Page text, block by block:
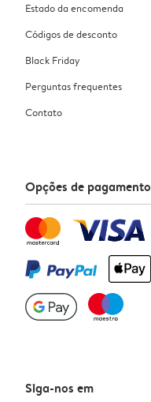
Estado da encomenda
Códigos de desconto
Black Friday
Perguntas frequentes
Contato
Opções de pagamento
Siga-nos em